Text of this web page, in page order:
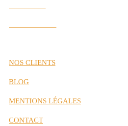
NOS CLIENTS
BLOG
MENTIONS LÉGALES
CONTACT